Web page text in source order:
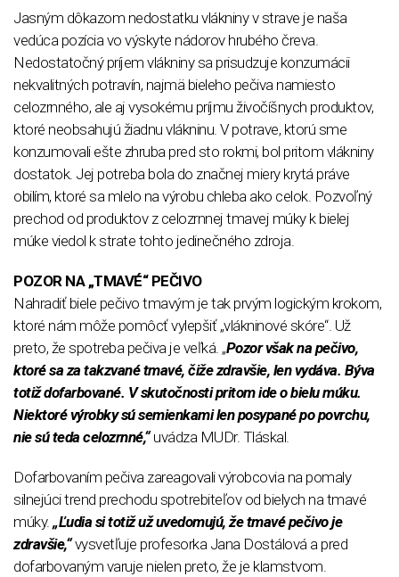
Jasným dôkazom nedostatku vlákniny v strave je naša
vedúca pozícia vo výskyte nádorov hrubého čreva.
Nedostatočný príjem vlákniny sa prisudzuje konzumácii
nekvalitných potravín, najmä bieleho pečiva namiesto
celozrnného, ale aj vysokému príjmu živočíšnych produktov,
ktoré neobsahujú žiadnu vlákninu. V potrave, ktorú sme
konzumovali ešte zhruba pred sto rokmi, bol pritom vlákniny
dostatok. Jej potreba bola do značnej miery krytá práve
obilím, ktoré sa mlelo na výrobu chleba ako celok. Pozvoľný
prechod od produktov z celozrnnej tmavej múky k bielej
múke viedol k strate tohto jedinečného zdroja.
POZOR NA „TMAVÉ“ PEČIVO
Nahradiť biele pečivo tmavým je tak prvým logickým krokom,
ktoré nám môže pomôcť vylepšiť „vlákninové skóre“. Už
preto, že spotreba pečiva je veľká. „Pozor však na pečivo,
ktoré sa za takzvané tmavé, čiže zdravšie, len vydáva. Býva
totiž dofarbované. V skutočnosti pritom ide o bielu múku.
Niektoré výrobky sú semienkami len posypané po povrchu,
nie sú teda celozrnné,“ uvádza MUDr. Tláskal.
Dofarbovaním pečiva zareagovali výrobcovia na pomaly
silnejúci trend prechodu spotrebiteľov od bielych na tmavé
múky. „Ľudia si totiž už uvedomujú, že tmavé pečivo je
zdravšie,“vysvetľuje profesorka Jana Dostálová a pred
dofarbovaným varuje nielen preto, že je klamstvom.